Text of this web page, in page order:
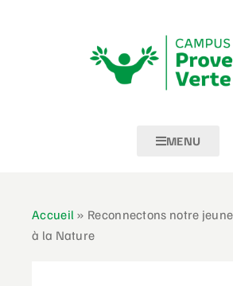
MENU
Accueil » Reconnectons notre
à la Nature